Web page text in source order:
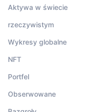
Aktywa w świecie
rzeczywistym
Wykresy globalne
NFT
Portfel
Obserwowane